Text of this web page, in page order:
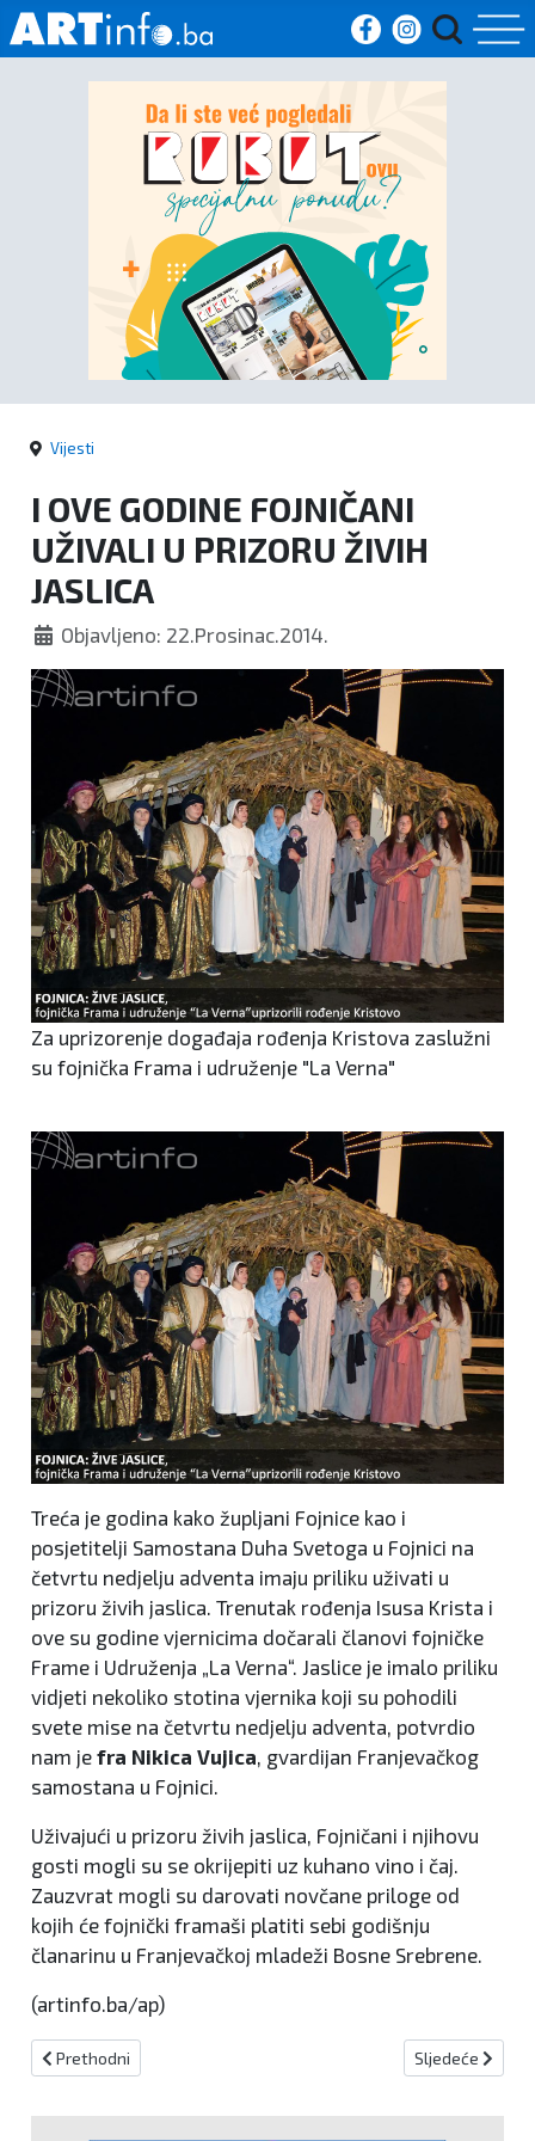
Početna
Kultura
kronika
Politika
Zanimljivosti
Vijesti
I OVE GODINE FOJNIČANI
UŽIVALI U PRIZORU ŽIVIH
JASLICA
Objavljeno: 22.Prosinac.2014.
Za uprizorenje događaja rođenja Kristova zaslužni
su fojnička Frama i udruženje "La Verna"
Treća je godina kako župljani Fojnice kao i
posjetitelji Samostana Duha Svetoga u Fojnici na
četvrtu nedjelju adventa imaju priliku uživati u
prizoru živih jaslica. Trenutak rođenja Isusa Krista i
ove su godine vjernicima dočarali članovi fojničke
Frame i Udruženja „La Verna“. Jaslice je imalo priliku
vidjeti nekoliko stotina vjernika koji su pohodili
svete mise na četvrtu nedjelju adventa, potvrdio
nam je fra Nikica Vujica, gvardijan Franjevačkog
samostana u Fojnici.
Uživajući u prizoru živih jaslica, Fojničani i njihovu
gosti mogli su se okrijepiti uz kuhano vino i čaj.
Zauzvrat mogli su darovati novčane priloge od
kojih će fojnički framaši platiti sebi godišnju
članarinu u Franjevačkoj mladeži Bosne Srebrene.
(artinfo.ba/ap)
Prethodni članak: MLADEŽ POMAŽE STUDENTIMA
Prethodni Sljedeći članak:
Sljedeće